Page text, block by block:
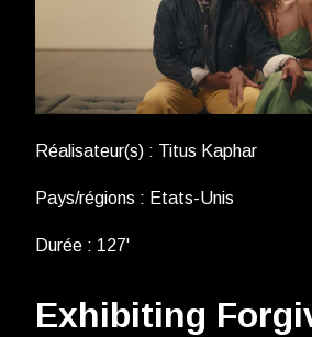
Réalisateur(s) : Titus Kaphar
Pays/régions : Etats-Unis
Durée : 127'
Exhibiting